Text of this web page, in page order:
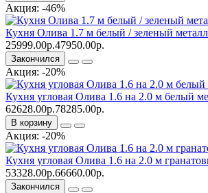
Акция: -46%
Кухня Олива 1.7 м белый / зеленый
25999.00р.47950.00р.
Закончился
Акция: -20%
Кухня угловая Олива 1.6 на 2.0 м белый
62628.00р.78285.00р.
В корзину
Акция: -20%
Кухня угловая Олива 1.6 на 2.0 м
53328.00р.66660.00р.
Закончился